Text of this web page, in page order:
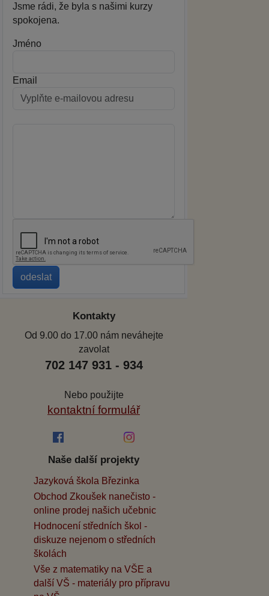
Jsme rádi, že byla s našimi kurzy
spokojena.
Jméno
Email
Kontakty
Od 9.00 do 17.00 nám neváhejte
zavolat
702 147 931 - 934
Nebo použijte
kontaktní formulář
Naše další projekty
Jazyková škola Březinka
Obchod Zkoušek nanečisto -
online prodej našich učebnic
Hodnocení středních škol -
diskuze nejenom o středních
školách
Vše z matematiky na VŠE a
další VŠ - materiály pro přípravu